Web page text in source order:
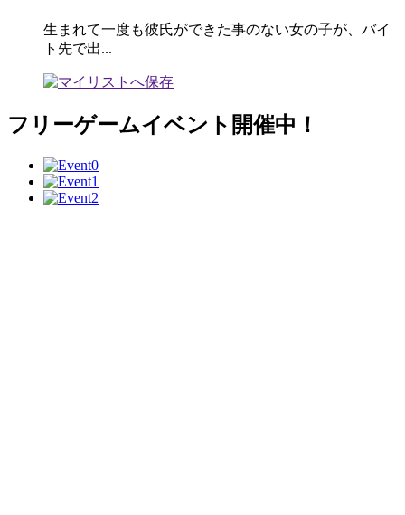
生まれて一度も彼氏ができた事のない女の子が、バイ
ト先で出...
フリーゲームイベント開催中！